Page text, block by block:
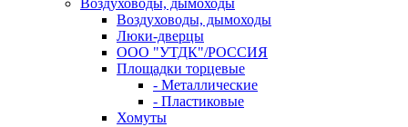
Воздуховоды, дымоходы
Воздуховоды, дымоходы
Люки-дверцы
ООО "УТДК"/РОССИЯ
Площадки торцевые
- Металлические
- Пластиковые
Хомуты